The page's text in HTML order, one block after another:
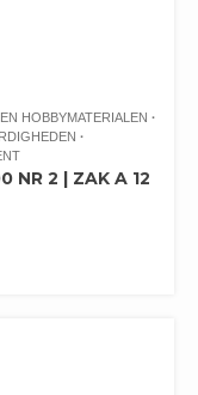
HOBBYMATERIALEN
NR 2 | ZAK A 12